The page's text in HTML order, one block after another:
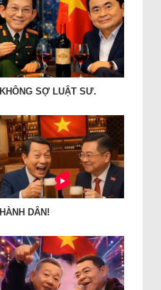
KHÔNG SỢ LUẬT SƯ.
HÀNH DÂN!